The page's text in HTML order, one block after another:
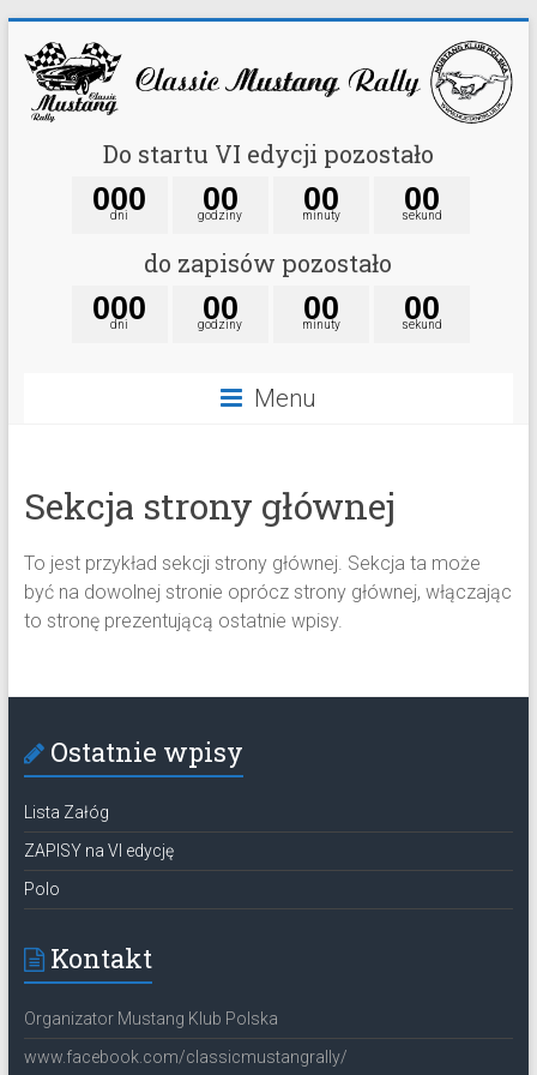
Do startu VI edycji pozostało
dni
000 godziny
00 minuty
00 sekund
00
do zapisów pozostało
dni
000 godziny
00 minuty
00 sekund
00
Menu
Sekcja strony głównej
To jest przykład sekcji strony głównej. Sekcja ta może
być na dowolnej stronie oprócz strony głównej, włączając
to stronę prezentującą ostatnie wpisy.
Ostatnie wpisy
Lista Załóg
ZAPISY na VI edycję
Polo
Kontakt
Organizator Mustang Klub Polska
www.facebook.com/classicmustangrally/